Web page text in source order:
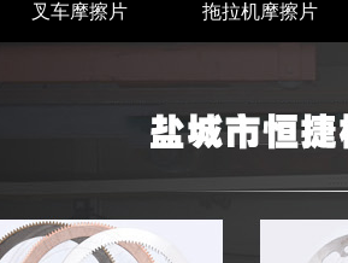
叉车摩擦片 拖拉机摩擦片